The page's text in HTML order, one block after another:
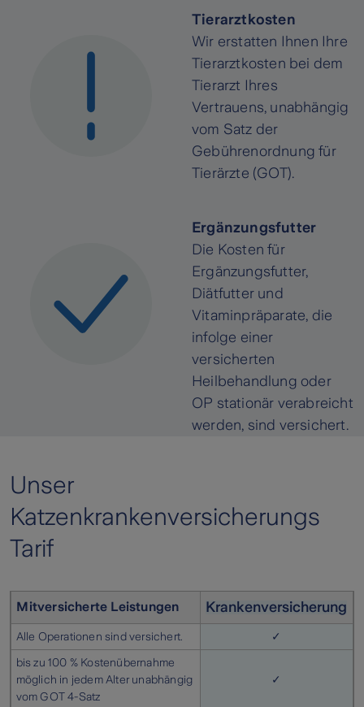
Tierarztkosten
Wir erstatten Ihnen Ihre
Tierarztkosten bei dem
Tierarzt Ihres
Vertrauens, unabhängig
vom Satz der
Gebührenordnung für
Tierärzte (GOT).
Ergänzungsfutter
Die Kosten für
Ergänzungsfutter,
Diätfutter und
Vitaminpräparate, die
infolge einer
versicherten
Heilbehandlung oder
OP stationär verabreicht
werden, sind versichert.
Unser
Katzenkrankenversicherungs
Tarif
Mitversicherte Leistungen Krankenversicherung
Alle Operationen sind versichert.
✓
bis zu 100 % Kostenübernahme
möglich in jedem Alter unabhängig
vom GOT 4-Satz
✓